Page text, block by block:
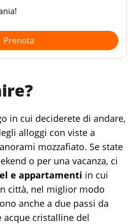
Prenota
in cui deciderete di andare,
alloggi con viste a
mozzafiato. Se state
o per una vacanza, ci
e appartamenti in cui
città, nel miglior modo
anche a due passi da
cristalline del